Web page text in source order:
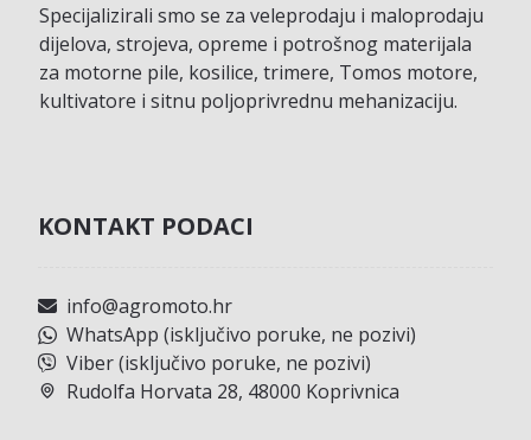
Specijalizirali smo se za veleprodaju i maloprodaju
dijelova, strojeva, opreme i potrošnog materijala
za motorne pile, kosilice, trimere, Tomos motore,
kultivatore i sitnu poljoprivrednu mehanizaciju.
KONTAKT PODACI
info@agromoto.hr
WhatsApp (isključivo poruke, ne pozivi)
Viber (isključivo poruke, ne pozivi)
Rudolfa Horvata 28, 48000 Koprivnica